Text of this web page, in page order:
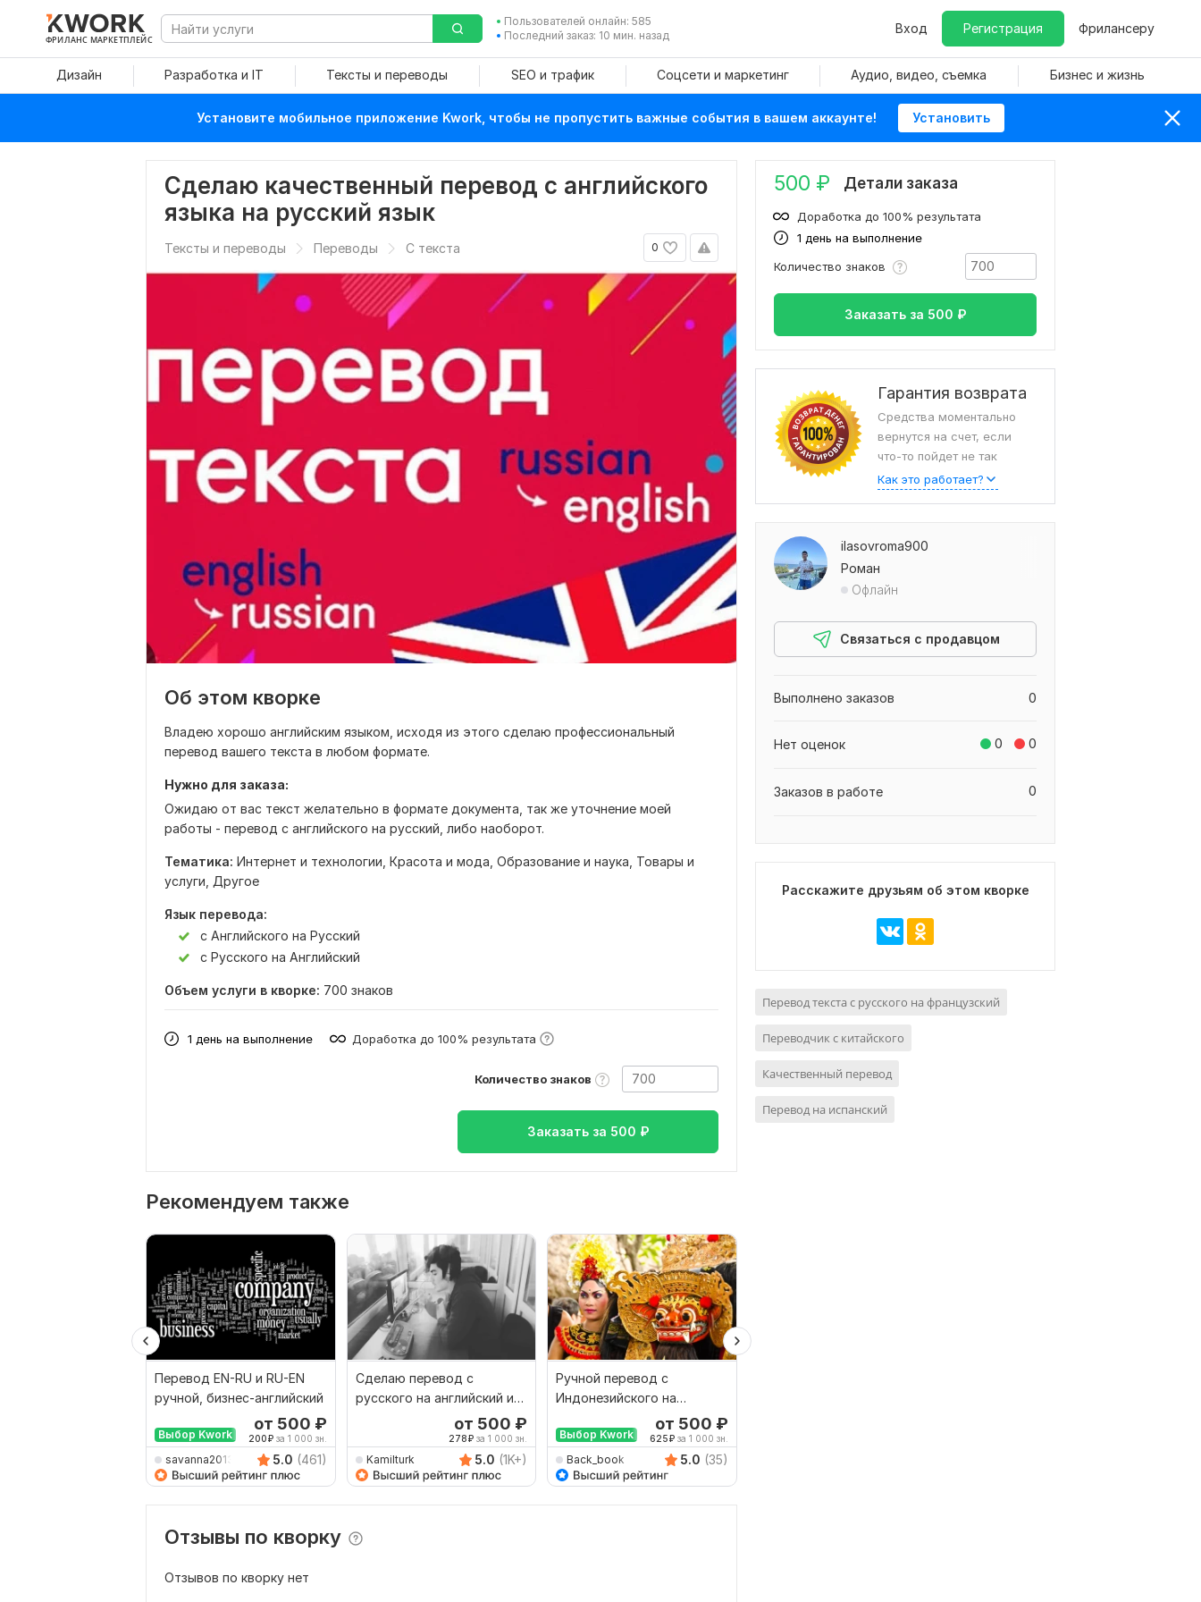
ФРИЛАНС МАРКЕТПЛЕЙС
Пользователей онлайн: 585
Последний заказ: 10 мин. назад
Вход Регистрация Фрилансеру
Дизайн Разработка и IT Тексты и переводы SEO и трафик Соцсети и маркетинг Аудио, видео, съемка Бизнес и жизнь
Установите мобильное приложение Kwork, чтобы не пропустить важные события в вашем аккаунте! Установить
Сделаю качественный перевод с английского
языка на русский язык
0
Тексты и переводы Переводы С текста
Об этом кворке
Владею хорошо английским языком, исходя из этого сделаю профессиональный
перевод вашего текста в любом формате.
Нужно для заказа:
Ожидаю от вас текст желательно в формате документа, так же уточнение моей
работы - перевод с английского на русский, либо наоборот.
Тематика: Интернет и технологии, Красота и мода, Образование и наука, Товары и
услуги, Другое
Язык перевода:
с Английского на Русский
с Русского на Английский
Объем услуги в кворке: 700 знаков
1 день на выполнение Доработка до 100% результата
Количество знаков
Заказать за 500 ₽
Рекомендуем также
Перевод EN-RU и RU-EN
ручной, бизнес-английский
Выбор Kwork
от 500 ₽
200₽за 1 000 зн.
savanna2013 5.0 (461)
Сделаю перевод с
русского на английский и
от 500 ₽
278₽ за 1 000 зн.
Kamilturk 5.0 (1K+)
Ручной перевод с
Индонезийского на
Русский и наоборот
Выбор Kwork
от 500 ₽
625₽за 1 000 зн.
Back_book 5.0 (35)
Отзывы по кворку
Отзывов по кворку нет
500 ₽ Детали заказа
1 день на выполнение
Доработка до 100% результата
Количество знаков
Заказать за 500 ₽
Гарантия возврата
Средства моментально
вернутся на счет, если
что-то пойдет не так
Как это работает?
ilasovroma900
Роман
Офлайн
Связаться с продавцом
0
Выполнено заказов
0 0
Нет оценок
0
Заказов в работе
Расскажите друзьям об этом кворке
Перевод текста с русского на французский
Переводчик с китайского
Качественный перевод
Перевод на испанский